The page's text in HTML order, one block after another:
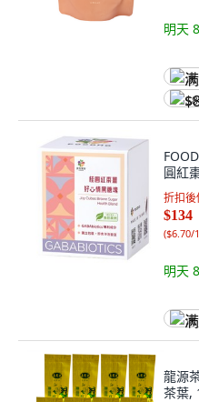
明天
满
圓紅
折扣後
$134
($6.70/
明天
满
龍源
茶葉,